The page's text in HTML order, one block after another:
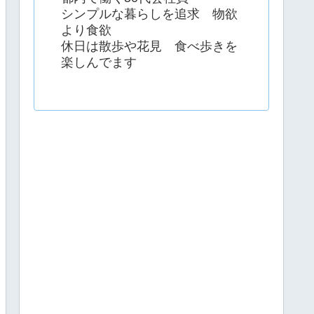
シンプルな暮らしを追求 物欲
より食欲
休日は散歩や花見 食べ歩きを
楽しんでます